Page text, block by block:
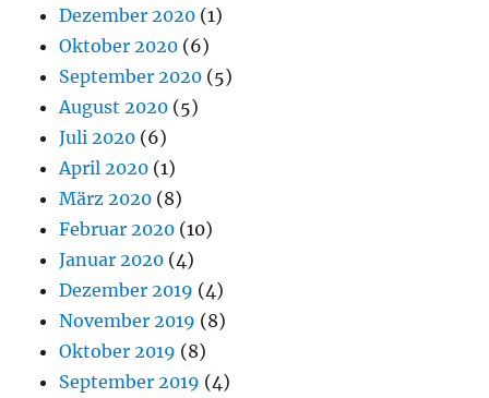
Dezember 2020 (1)
Oktober 2020 (6)
September 2020 (5)
August 2020 (5)
Juli 2020 (6)
April 2020 (1)
März 2020 (8)
Februar 2020 (10)
Januar 2020 (4)
Dezember 2019 (4)
November 2019 (8)
Oktober 2019 (8)
September 2019 (4)